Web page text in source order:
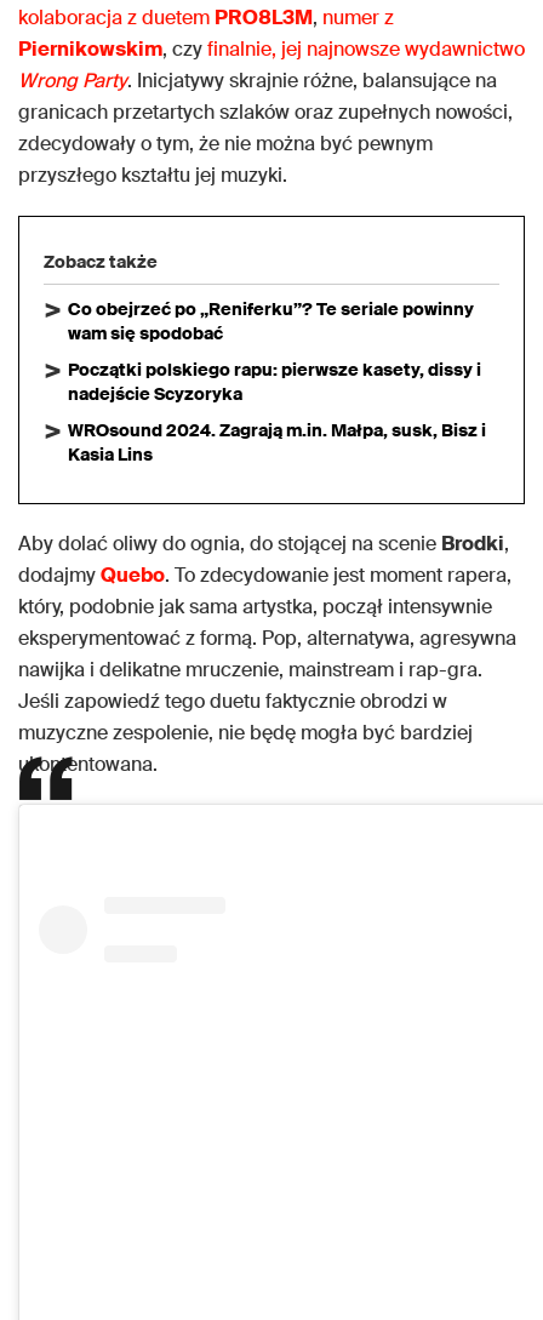
kolaboracja z duetem PRO8L3M, numer z
Piernikowskim, czyfinalnie, jej najnowsze wydawnictwo
Wrong Party. Inicjatywy skrajnie różne, balansujące na
granicach przetartych szlaków oraz zupełnych nowości,
zdecydowały o tym, że nie można być pewnym
przyszłego kształtu jej muzyki.
Zobacz także
Co obejrzeć po „Reniferku”? Te seriale powinny
wam się spodobać
Początki polskiego rapu: pierwsze kasety, dissy i
nadejście Scyzoryka
WROsound 2024. Zagrają m.in. Małpa, susk, Bisz i
Kasia Lins
Aby dolać oliwy do ognia, do stojącej na scenie Brodki,
dodajmyQuebo. To zdecydowanie jest moment rapera,
który, podobnie jak sama artystka, począł intensywnie
eksperymentować z formą. Pop, alternatywa, agresywna
nawijka i delikatne mruczenie, mainstream i rap-gra.
Jeśli zapowiedź tego duetu faktycznie obrodzi w
muzyczne zespolenie, nie będę mogła być bardziej
ukontentowana.